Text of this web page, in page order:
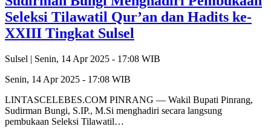
Seleksi Tilawatil Qur’an dan Hadits ke-
XXIII Tingkat Sulsel
Sulsel | Senin, 14 Apr 2025 - 17:08 WIB
Senin, 14 Apr 2025 - 17:08 WIB
LINTASCELEBES.COM PINRANG — Wakil Bupati Pinrang,
Sudirman Bungi, S.IP., M.Si menghadiri secara langsung
pembukaan Seleksi Tilawatil…